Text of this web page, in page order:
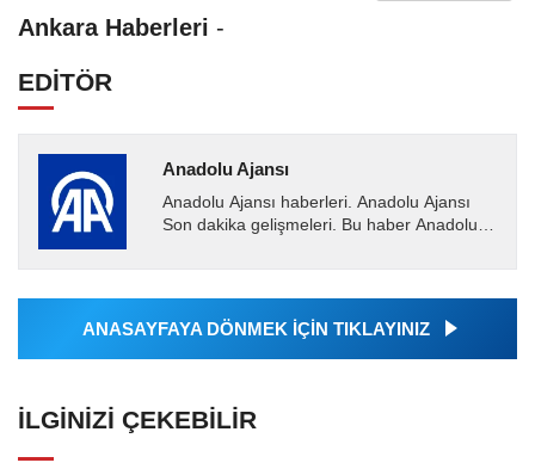
Ankara Haberleri -
EDİTÖR
Anadolu Ajansı
Anadolu Ajansı haberleri. Anadolu Ajansı
Son dakika gelişmeleri. Bu haber Anadolu
Ajansı tarafından...
ANASAYFAYA DÖNMEK İÇİN TIKLAYINIZ
İLGINIZI ÇEKEBILIR